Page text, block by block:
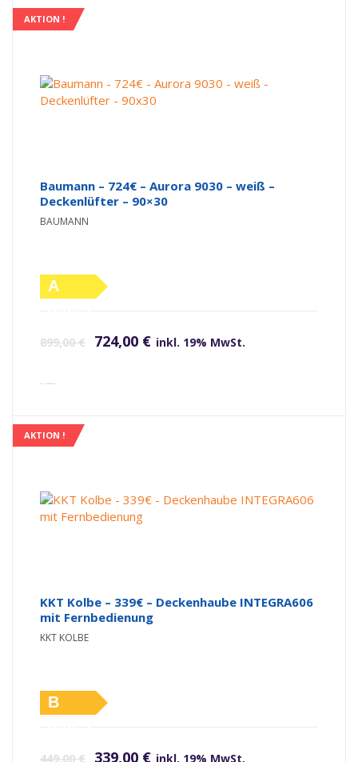
AKTION !
Baumann – 724€ – Aurora 9030 – weiß –
Deckenlüfter – 90×30
BAUMANN
A
899,00€ 724,00 € inkl. 19% MwSt.
inkl. Versandkosten
AKTION !
KKT Kolbe – 339€ – Deckenhaube INTEGRA606
mit Fernbedienung
KKT KOLBE
B
449,00€ 339,00 € inkl. 19% MwSt.